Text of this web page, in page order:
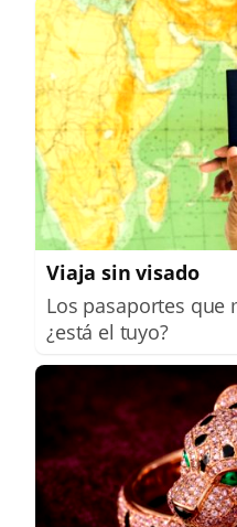
Viaja sin visado
Los pasaportes que
¿está el tuyo?